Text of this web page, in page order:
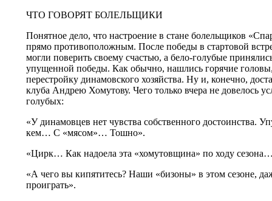
ЧТО ГОВОРЯТ БОЛЕЛЬЩИКИ
Понятное дело, что настроение в стане болельщиков
прямо противоположным. После победы в стартовой
могли поверить своему счастью, а бело-голубые
упущенной победы. Как обычно, нашлись горячие
перестройку динамовского хозяйства. Ну и, конечно,
клуба Андрею Хомутову. Чего только вчера не довелось
голубых:
«У динамовцев нет чувства собственного достоинства.
кем… С «мясом»… Тошно».
«Цирк… Как надоела эта «хомутовщина» по ходу
«А чего вы кипятитесь? Наши «бизоны» в этом сезоне,
проиграть».